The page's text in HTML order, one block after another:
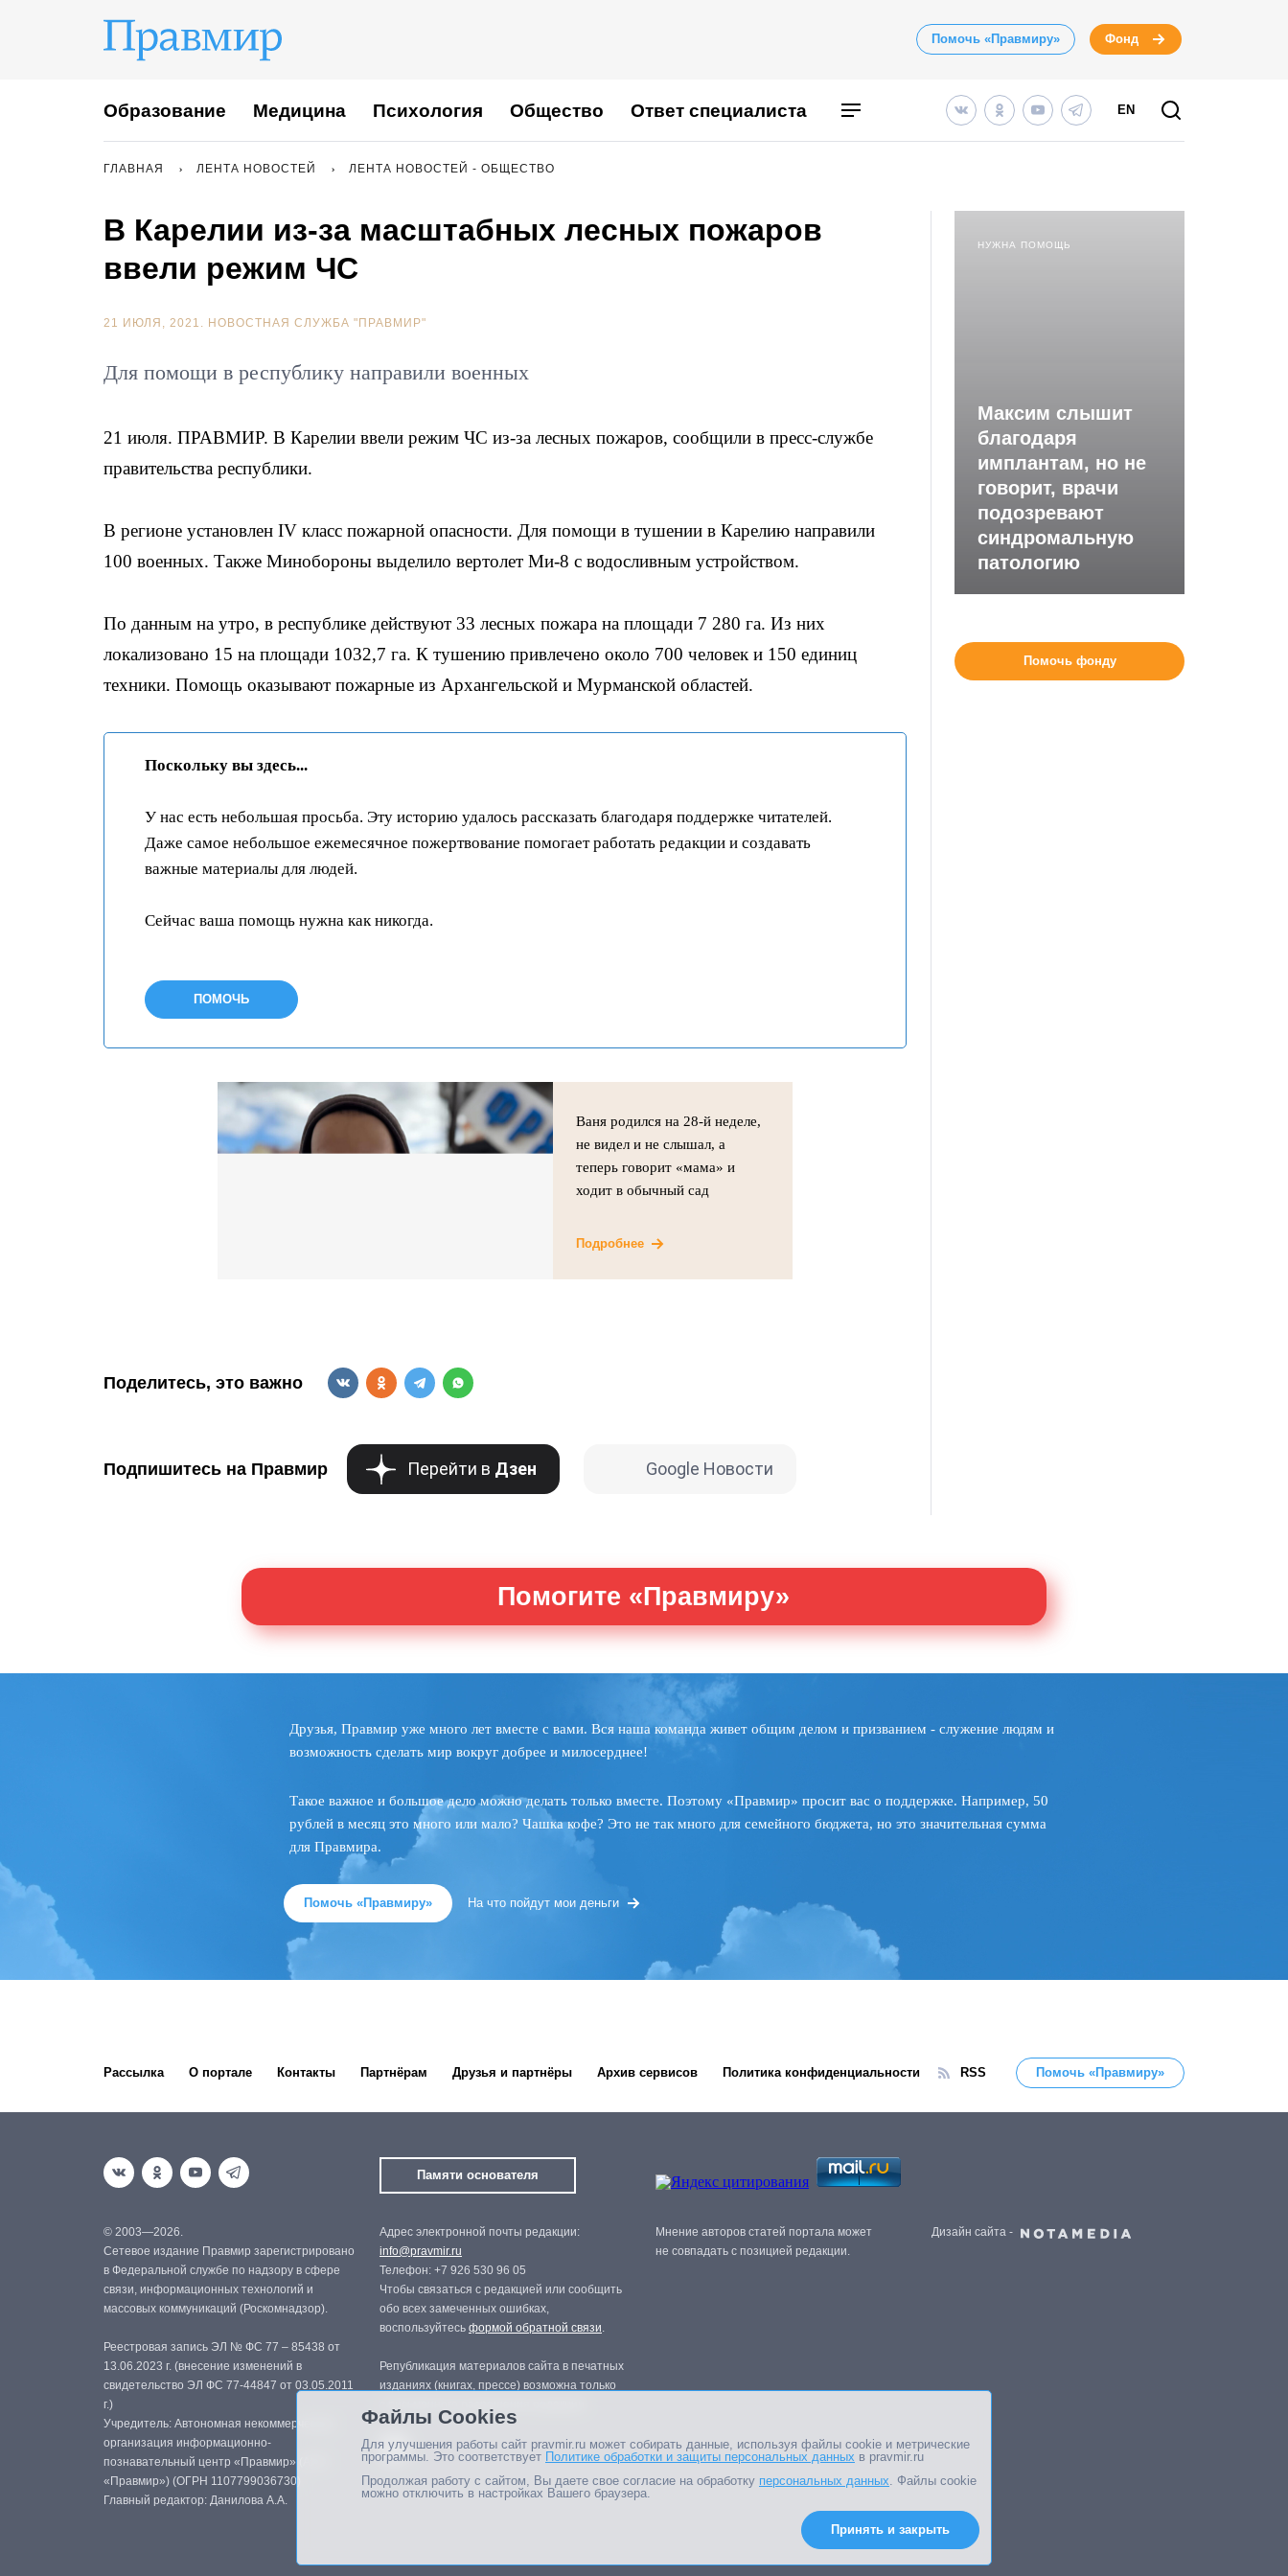
Помочь «Правмиру» Фонд
Образование Медицина Психология Общество Ответ специалиста EN
ГЛАВНАЯ ЛЕНТА НОВОСТЕЙ ЛЕНТА НОВОСТЕЙ - ОБЩЕСТВО
В Карелии из-за масштабных лесных пожаров
ввели режим ЧС
21 ИЮЛЯ, 2021. НОВОСТНАЯ СЛУЖБА "ПРАВМИР"
Для помощи в республику направили военных
21 июля. ПРАВМИР. В Карелии ввели режим ЧС из-за лесных пожаров, сообщили в пресс-службе
правительства республики.
В регионе установлен IV класс пожарной опасности. Для помощи в тушении в Карелию направили
100 военных. Также Минобороны выделило вертолет Ми-8 с водосливным устройством.
По данным на утро, в республике действуют 33 лесных пожара на площади 7 280 га. Из них
локализовано 15 на площади 1032,7 га. К тушению привлечено около 700 человек и 150 единиц
техники. Помощь оказывают пожарные из Архангельской и Мурманской областей.
Поскольку вы здесь...
У нас есть небольшая просьба. Эту историю удалось рассказать благодаря поддержке читателей.
Даже самое небольшое ежемесячное пожертвование помогает работать редакции и создавать
важные материалы для людей.
Сейчас ваша помощь нужна как никогда.
ПОМОЧЬ
Ваня родился на 28-й неделе,
не видел и не слышал, а
теперь говорит «мама» и
ходит в обычный сад
Подробнее
Поделитесь, это важно
Подпишитесь на Правмир Перейти в Дзен Google Новости
НУЖНА ПОМОЩЬ
Максим слышит
благодаря
имплантам, но не
говорит, врачи
подозревают
синдромальную
патологию
Помочь фонду
Помогите «Правмиру»
Друзья, Правмир уже много лет вместе с вами. Вся наша команда живет общим делом и призванием - служение людям и
возможность сделать мир вокруг добрее и милосерднее!
Такое важное и большое дело можно делать только вместе. Поэтому «Правмир» просит вас о поддержке. Например, 50
рублей в месяц это много или мало? Чашка кофе? Это не так много для семейного бюджета, но это значительная сумма
для Правмира.
Помочь «Правмиру» На что пойдут мои деньги
Рассылка О портале Контакты Партнёрам Друзья и партнёры Архив сервисов Политика конфиденциальности RSS Помочь «Правмиру»
Памяти основателя
© 2003—2026.
Сетевое издание Правмир зарегистрировано
в Федеральной службе по надзору в сфере
связи, информационных технологий и
массовых коммуникаций (Роскомнадзор).
Реестровая запись ЭЛ № ФС 77 – 85438 от
13.06.2023 г. (внесение изменений в
свидетельство ЭЛ ФС 77-44847 от 03.05.2011
г.)
Учредитель: Автономная некоммерческая
организация информационно-
познавательный центр «Правмир» (АНО
«Правмир») (ОГРН 1107799036730)
Главный редактор: Данилова А.А.
Адрес электронной почты редакции:
info@pravmir.ru
Телефон: +7 926 530 96 05
Чтобы связаться с редакцией или сообщить
обо всех замеченных ошибках,
воспользуйтесь формой обратной связи.
Републикация материалов сайта в печатных
изданиях (книгах, прессе) возможна только
Мнение авторов статей портала может
не совпадать с позицией редакции.
Дизайн сайта -
Файлы Cookies
Для улучшения работы сайт pravmir.ru может собирать данные, используя файлы cookie и метрические
программы. Это соответствует Политике обработки и защиты персональных данных в pravmir.ru
Продолжая работу с сайтом, Вы даете свое согласие на обработку персональных данных. Файлы cookie
можно отключить в настройках Вашего браузера.
Принять и закрыть